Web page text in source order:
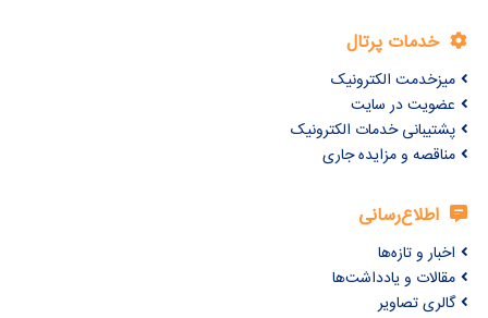
خدمات پرتال
میزخدمت الکترونیک
عضویت در سایت
پشتیبانی خدمات الکترونیک
مناقصه و مزایده جاری
اطلاع‌رسانی
اخبار و تازه‌ها
مقالات و یادداشت‌ها
گالری تصاویر